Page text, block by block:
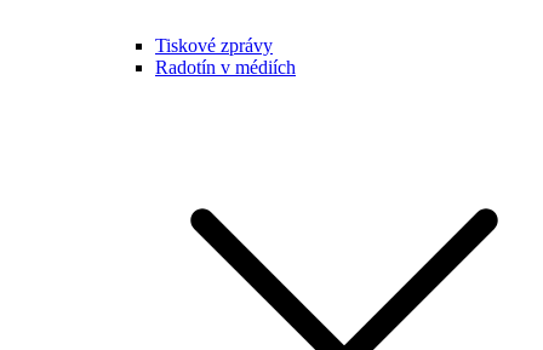
Tiskové zprávy
Radotín v médiích